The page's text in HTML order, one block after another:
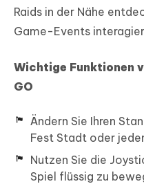
Raids in der Nähe
Game-Events
Wichtige Funktionen
GO
Ändern Sie Ihren
Fest Stadt oder
Nutzen Sie die
Spiel flüssig zu